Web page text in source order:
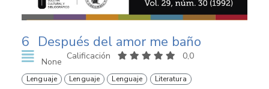
6 Después del amor me baño
None
Calificación 0,0
Lenguaje Lenguaje Lenguaje Literatura